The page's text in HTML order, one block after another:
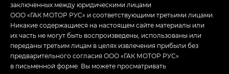
заключенных между юридическими лицами
ООО «ГАК МОТОР РУС» и соответствующими третьими лицами.
Никакие содержащиеся на настоящем сайте материалы или
их часть не могут быть воспроизведены, использованы или
переданы третьим лицам в целях извлечения прибыли без
предварительного согласия ООО «ГАК МОТОР РУС»
в письменной форме. Вы можете просматривать